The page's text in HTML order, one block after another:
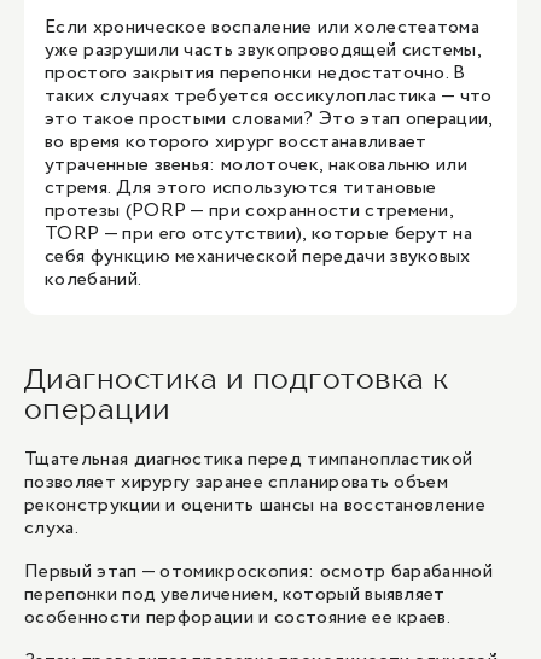
Если хроническое воспаление или холестеатома
уже разрушили часть звукопроводящей системы,
простого закрытия перепонки недостаточно. В
таких случаях требуется оссикулопластика — что
это такое простыми словами? Это этап операции,
во время которого хирург восстанавливает
утраченные звенья: молоточек, наковальню или
стремя. Для этого используются титановые
протезы (PORP — при сохранности стремени,
TORP — при его отсутствии), которые берут на
себя функцию механической передачи звуковых
колебаний.
Диагностика и подготовка к
операции
Тщательная диагностика перед тимпанопластикой
позволяет хирургу заранее спланировать объем
реконструкции и оценить шансы на восстановление
слуха.
Первый этап — отомикроскопия: осмотр барабанной
перепонки под увеличением, который выявляет
особенности перфорации и состояние ее краев.